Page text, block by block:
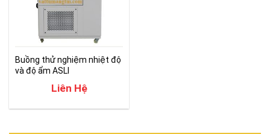
Buồng thử nghiệm nhiệt độ
và độ ẩm ASLI
Liên Hệ